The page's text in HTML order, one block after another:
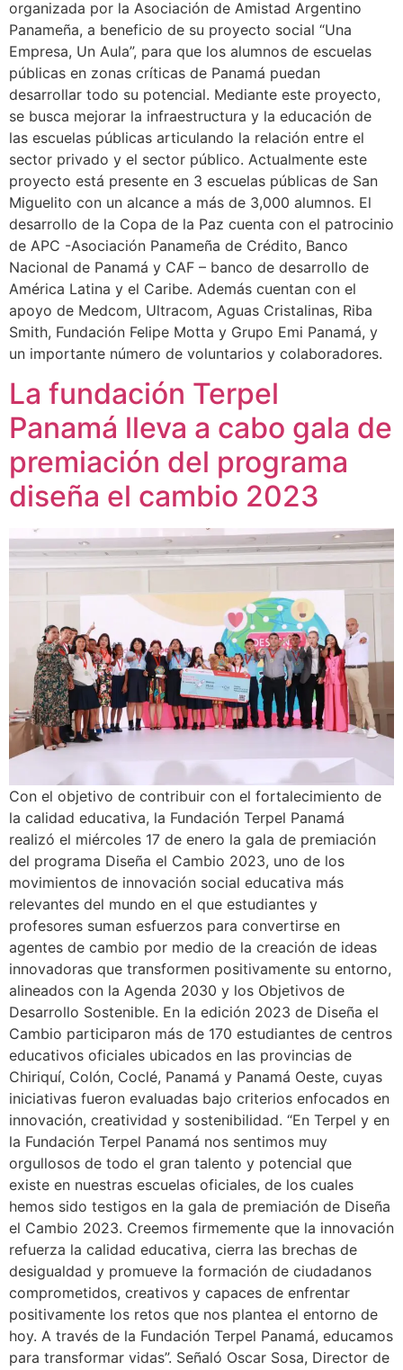
organizada por la Asociación de Amistad Argentino
Panameña, a beneficio de su proyecto social “Una
Empresa, Un Aula”, para que los alumnos de escuelas
públicas en zonas críticas de Panamá puedan
desarrollar todo su potencial. Mediante este proyecto,
se busca mejorar la infraestructura y la educación de
las escuelas públicas articulando la relación entre el
sector privado y el sector público. Actualmente este
proyecto está presente en 3 escuelas públicas de San
Miguelito con un alcance a más de 3,000 alumnos. El
desarrollo de la Copa de la Paz cuenta con el patrocinio
de APC -Asociación Panameña de Crédito, Banco
Nacional de Panamá y CAF – banco de desarrollo de
América Latina y el Caribe. Además cuentan con el
apoyo de Medcom, Ultracom, Aguas Cristalinas, Riba
Smith, Fundación Felipe Motta y Grupo Emi Panamá, y
un importante número de voluntarios y colaboradores.
La fundación Terpel
Panamá lleva a cabo gala de
premiación del programa
diseña el cambio 2023
Con el objetivo de contribuir con el fortalecimiento de
la calidad educativa, la Fundación Terpel Panamá
realizó el miércoles 17 de enero la gala de premiación
del programa Diseña el Cambio 2023, uno de los
movimientos de innovación social educativa más
relevantes del mundo en el que estudiantes y
profesores suman esfuerzos para convertirse en
agentes de cambio por medio de la creación de ideas
innovadoras que transformen positivamente su entorno,
alineados con la Agenda 2030 y los Objetivos de
Desarrollo Sostenible. En la edición 2023 de Diseña el
Cambio participaron más de 170 estudiantes de centros
educativos oficiales ubicados en las provincias de
Chiriquí, Colón, Coclé, Panamá y Panamá Oeste, cuyas
iniciativas fueron evaluadas bajo criterios enfocados en
innovación, creatividad y sostenibilidad. “En Terpel y en
la Fundación Terpel Panamá nos sentimos muy
orgullosos de todo el gran talento y potencial que
existe en nuestras escuelas oficiales, de los cuales
hemos sido testigos en la gala de premiación de Diseña
el Cambio 2023. Creemos firmemente que la innovación
refuerza la calidad educativa, cierra las brechas de
desigualdad y promueve la formación de ciudadanos
comprometidos, creativos y capaces de enfrentar
positivamente los retos que nos plantea el entorno de
hoy. A través de la Fundación Terpel Panamá, educamos
para transformar vidas”. Señaló Oscar Sosa, Director de